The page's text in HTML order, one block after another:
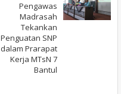
Pengawas
Madrasah
Tekankan
Penguatan SNP
dalam Prarapat
Kerja MTsN 7
Bantul